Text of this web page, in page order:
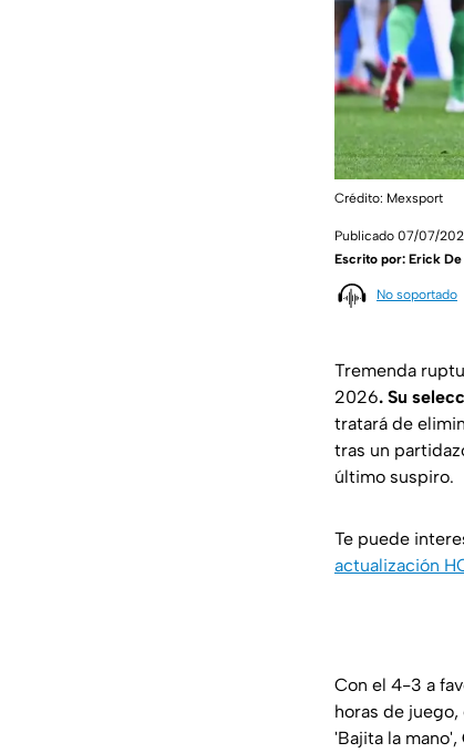
Crédito: Mexsport
Publicado 07/07/
Escrito por: Erick De
No soportado
Tremenda
2026. Su
tratará de
tras un
último suspiro.
Te puede
actualización
Con el 4-3 a
horas de
'Bajita la mano',